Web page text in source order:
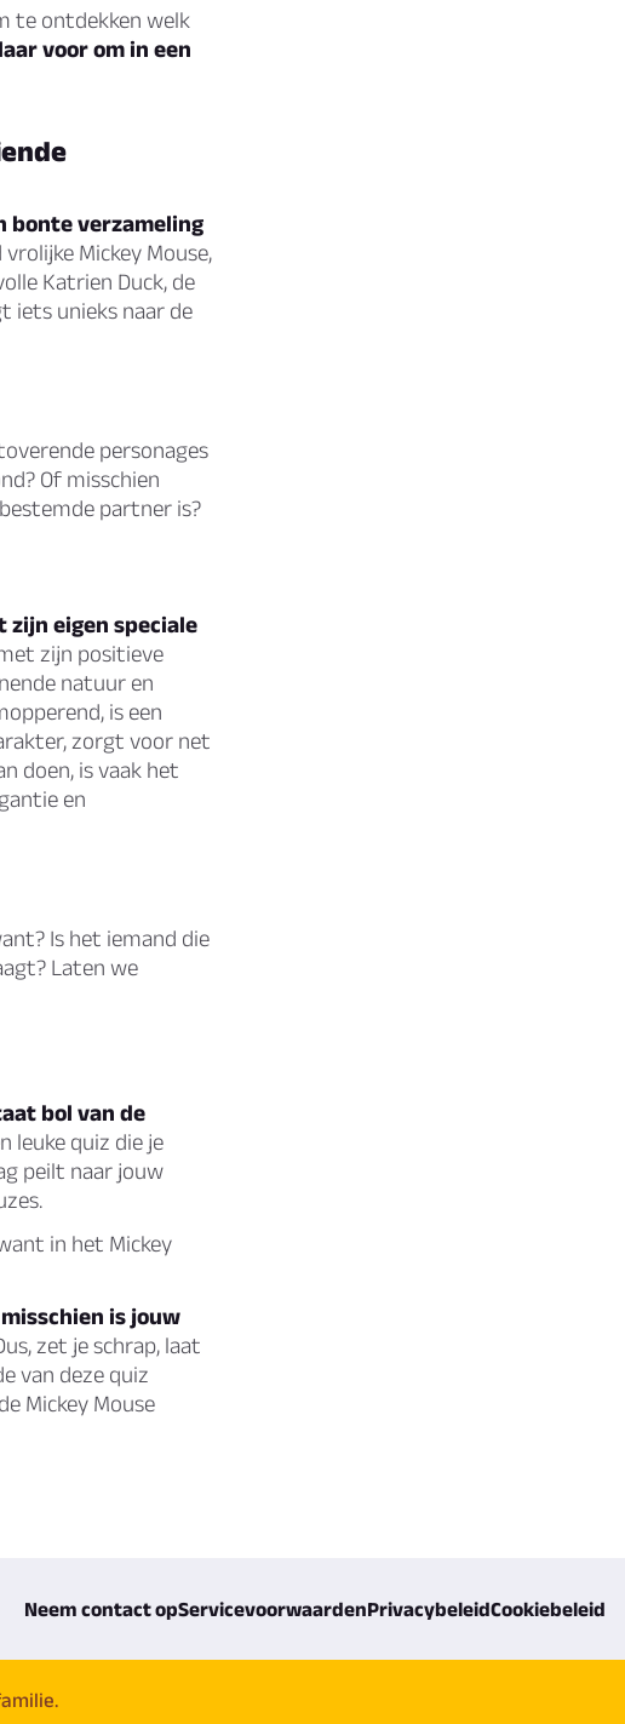
te ontdekken welk
voor om in een
bonte verzameling
Mickey Mouse,
Katrien Duck, de
iets unieks naar de
personages
Of misschien
partner is?
zijn eigen speciale
zijn positieve
natuur en
is een
zorgt voor net
doen, is vaak het
en
Is het iemand die
Laten we
bol van de
leuke quiz die je
peilt naar jouw
in het Mickey
is jouw
zet je schrap, laat
van deze quiz
Mickey Mouse
Neem contact opServicevoorwaardenPrivacybeleidCookiebeleid